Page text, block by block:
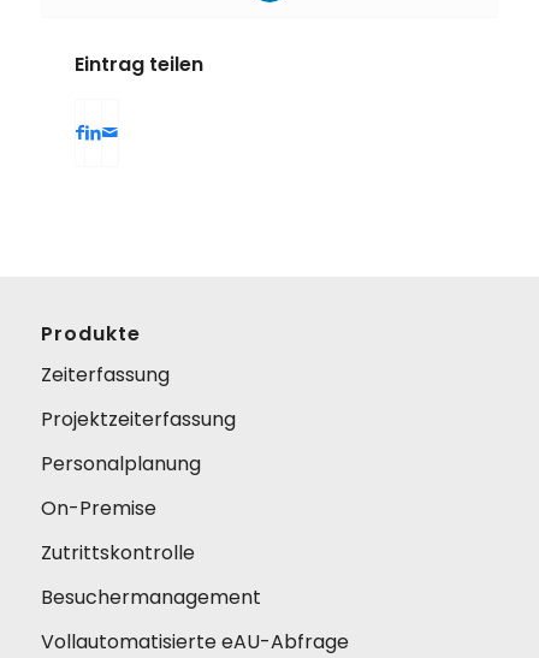
Eintrag teilen
Produkte
Zeiterfassung
Projektzeiterfassung
Personalplanung
On-Premise
Zutrittskontrolle
Besuchermanagement
Vollautomatisierte eAU-Abfrage